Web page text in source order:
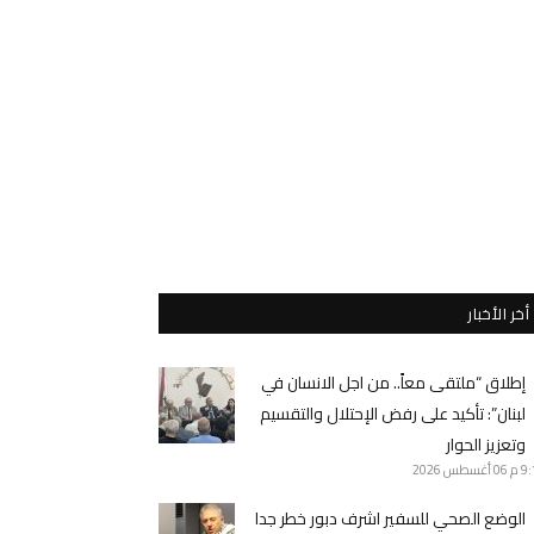
أخر الأخبار
إطلاق “ملتقى معاً.. من اجل الانسان في
لبنان”: تأكيد على رفض الإحتلال والتقسيم
وتعزيز الحوار
م 06 أغسطس 2026
الوضع الصحي للسفير اشرف دبور خطر جدا